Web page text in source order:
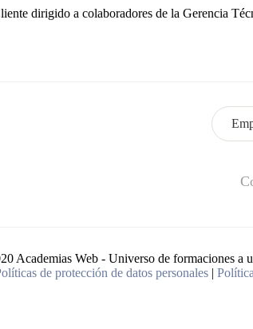
dirigido a colaboradores de la Gerencia
Academias Web - Universo de formaciones a
de protección de datos personales|